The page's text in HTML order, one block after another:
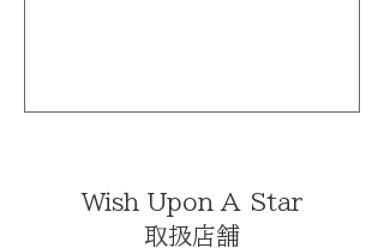
Wish Upon A Star
取扱店舗